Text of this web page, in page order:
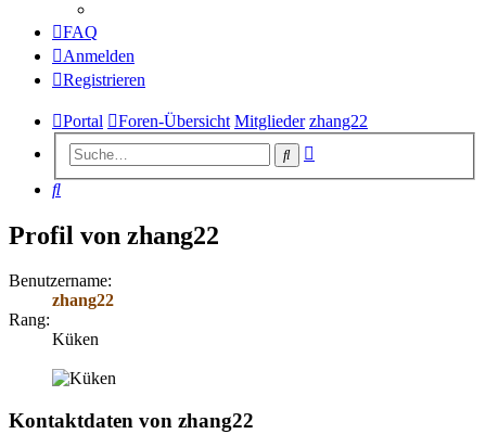
FAQ
Anmelden
Registrieren
Portal Foren-Übersicht Mitglieder zhang22
Suche
Suche
Profil von zhang22
Benutzername:
zhang22
Rang:
Küken
Kontaktdaten von zhang22